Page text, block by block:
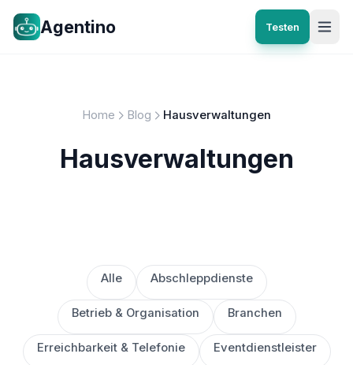
Agentino Testen
Home Blog Hausverwaltungen
Hausverwaltungen
Alle Abschleppdienste
Betrieb & Organisation Branchen
Erreichbarkeit & Telefonie Eventdienstleister